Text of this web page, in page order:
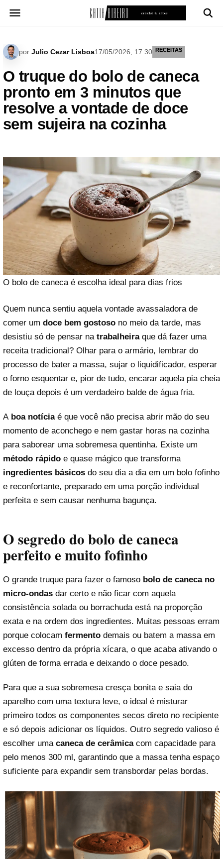
para
por Julio Cezar Lisboa17/05/2026, 17:30 RECEITAS
O truque do bolo de caneca
pronto em 3 minutos que
resolve a vontade de doce
sem sujeira na cozinha
O bolo de caneca é escolha ideal para dias frios
Quem nunca sentiu aquela vontade avassaladora de
comer um doce bem gostoso no meio da tarde, mas
desistiu só de pensar na trabalheira que dá fazer uma
receita tradicional? Olhar para o armário, lembrar do
processo de bater a massa, sujar o liquidificador, esperar
o forno esquentar e, pior de tudo, encarar aquela pia cheia
de louça depois é um verdadeiro balde de água fria.
Aboa notíciaé que você não precisa abrir mão do seu
momento de aconchego e nem gastar horas na cozinha
para saborear uma sobremesa quentinha. Existe um
método rápido e quase mágico que transforma
ingredientes básicos do seu dia a dia em um bolo fofinho
e reconfortante, preparado em uma porção individual
perfeita e sem causar nenhuma bagunça.
O segredo do bolo de caneca
perfeito e muito fofinho
O grande truque para fazer o famoso bolo de caneca no
micro-ondas dar certo e não ficar com aquela
consistência solada ou borrachuda está na proporção
exata e na ordem dos ingredientes. Muitas pessoas erram
porque colocam fermento demais ou batem a massa em
excesso dentro da própria xícara, o que acaba ativando o
glúten de forma errada e deixando o doce pesado.
Para que a sua sobremesa cresça bonita e saia do
aparelho com uma textura leve, o ideal é misturar
primeiro todos os componentes secos direto no recipiente
e só depois adicionar os líquidos. Outro segredo valioso é
escolher uma caneca de cerâmicacom capacidade para
pelo menos 300 ml, garantindo que a massa tenha espaço
suficiente para expandir sem transbordar pelas bordas.